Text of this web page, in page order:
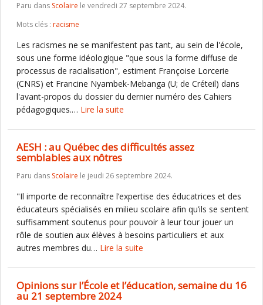
Paru dans Scolaire le vendredi 27 septembre 2024.
Mots clés : racisme
Les racismes ne se manifestent pas tant, au sein de l'école,
sous une forme idéologique "que sous la forme diffuse de
processus de racialisation", estiment Françoise Lorcerie
(CNRS) et Francine Nyambek-Mebanga (U; de Créteil) dans
l'avant-propos du dossier du dernier numéro des Cahiers
pédagogiques.… Lire la suite
AESH : au Québec des difficultés assez
semblables aux nôtres
Paru dans Scolaire le jeudi 26 septembre 2024.
"Il importe de reconnaître l’expertise des éducatrices et des
éducateurs spécialisés en milieu scolaire afin qu’ils se sentent
suffisamment soutenus pour pouvoir à leur tour jouer un
rôle de soutien aux élèves à besoins particuliers et aux
autres membres du… Lire la suite
Opinions sur l’École et l’éducation, semaine du 16
au 21 septembre 2024